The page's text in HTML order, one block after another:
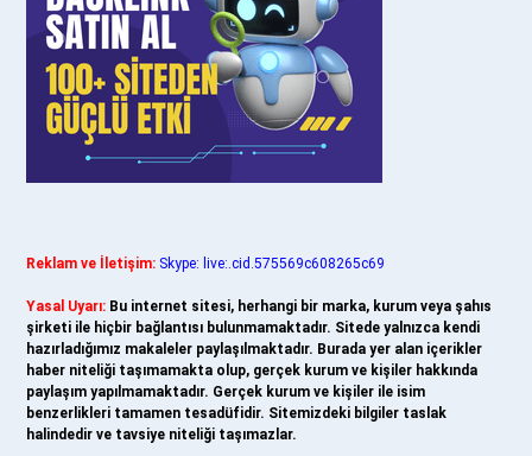
Reklam ve İletişim: Skype: live:.cid.575569c608265c69
Yasal Uyarı: Bu internet sitesi, herhangi bir marka, kurum veya şahıs
şirketi ile hiçbir bağlantısı bulunmamaktadır. Sitede yalnızca kendi
hazırladığımız makaleler paylaşılmaktadır. Burada yer alan içerikler
haber niteliği taşımamakta olup, gerçek kurum ve kişiler hakkında
paylaşım yapılmamaktadır. Gerçek kurum ve kişiler ile isim
benzerlikleri tamamen tesadüfidir. Sitemizdeki bilgiler taslak
halindedir ve tavsiye niteliği taşımazlar.